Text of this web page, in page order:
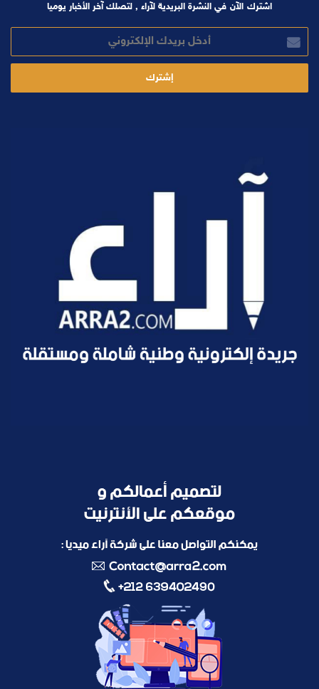
اشترك الآن في النشرة البريدية لآراء , لتصلك آخر الأخبار يوميا
بريدك
الإلكتروني